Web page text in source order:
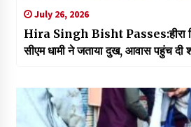
July 26, 2026
Hira Singh Bisht Passes:हीरा
सीएम धामी ने जताया दुख, आवास पहुंच दी